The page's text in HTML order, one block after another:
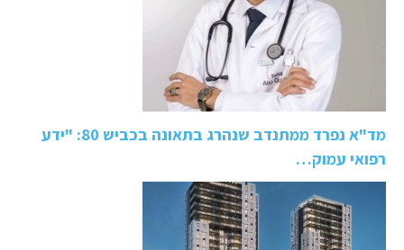
מד"א נפרד ממתנדב שנהרג בתאונה בכביש 80: "ידע
רפואי עמוק…